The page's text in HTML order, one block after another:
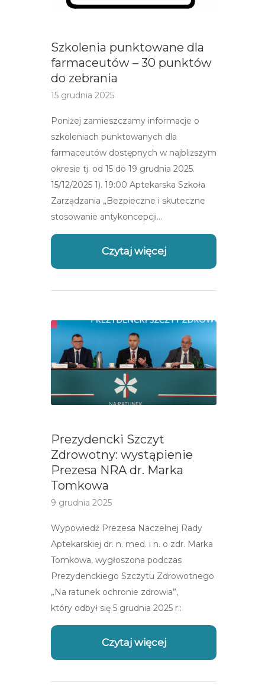
Szkolenia punktowane dla
farmaceutów – 30 punktów
do zebrania
15 grudnia 2025
Poniżej zamieszczamy informacje o
szkoleniach punktowanych dla
farmaceutów dostępnych w najbliższym
okresie tj. od 15 do 19 grudnia 2025.
15/12/2025 1). 19:00 Aptekarska Szkoła
Zarządzania „Bezpieczne i skuteczne
stosowanie antykoncepcji…
Czytaj więcej
Prezydencki Szczyt
Zdrowotny: wystąpienie
Prezesa NRA dr. Marka
Tomkowa
9 grudnia 2025
Wypowiedź Prezesa Naczelnej Rady
Aptekarskiej dr. n. med. i n. o zdr. Marka
Tomkowa, wygłoszona podczas
Prezydenckiego Szczytu Zdrowotnego
„Na ratunek ochronie zdrowia”,
który odbył się 5 grudnia 2025 r.:
Czytaj więcej